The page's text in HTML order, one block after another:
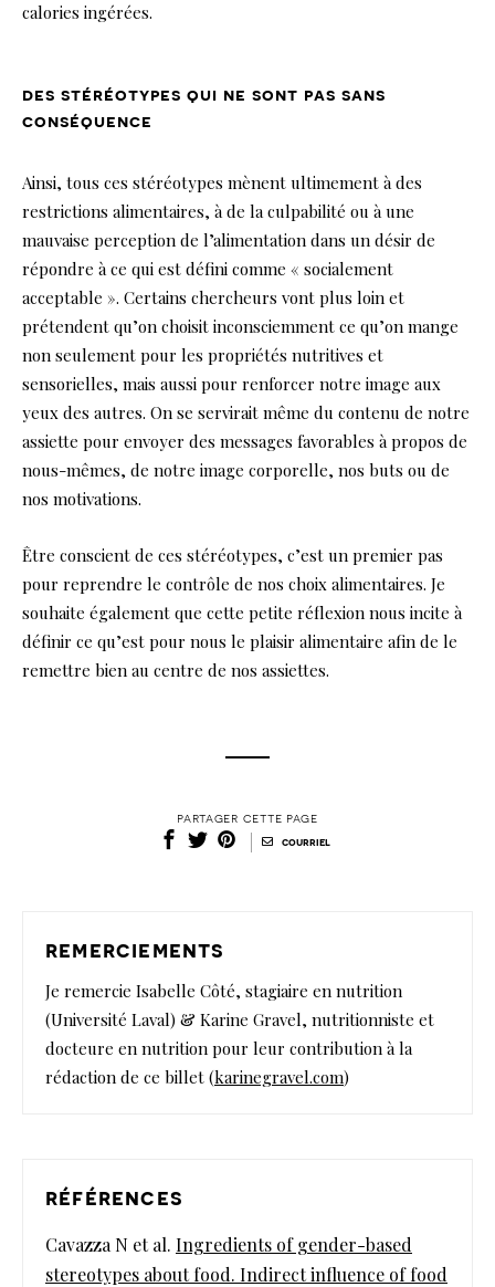
calories ingérées.
des stéréotypes qui ne sont pas sans
conséquence
Ainsi, tous ces stéréotypes mènent ultimement à des
restrictions alimentaires, à de la culpabilité ou à une
mauvaise perception de l’alimentation dans un désir de
répondre à ce qui est défini comme « socialement
acceptable ». Certains chercheurs vont plus loin et
prétendent qu’on choisit inconsciemment ce qu’on mange
non seulement pour les propriétés nutritives et
sensorielles, mais aussi pour renforcer notre image aux
yeux des autres. On se servirait même du contenu de notre
assiette pour envoyer des messages favorables à propos de
nous-mêmes, de notre image corporelle, nos buts ou de
nos motivations.
Être conscient de ces stéréotypes, c’est un premier pas
pour reprendre le contrôle de nos choix alimentaires. Je
souhaite également que cette petite réflexion nous incite à
définir ce qu’est pour nous le plaisir alimentaire afin de le
remettre bien au centre de nos assiettes.
partager cette page
courriel
remerciements
Je remercie Isabelle Côté, stagiaire en nutrition
(Université Laval) & Karine Gravel, nutritionniste et
docteure en nutrition pour leur contribution à la
rédaction de ce billet (karinegravel.com)
références
Cavazza N et al. Ingredients of gender-based
stereotypes about food. Indirect influence of food